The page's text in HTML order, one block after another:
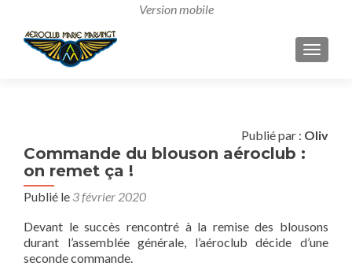
Publié par : Oliv
Commande du blouson aéroclub :
on remet ça !
Publié le 3 février 2020
Devant le succès rencontré à la remise des blousons
durant l’assemblée générale, l’aéroclub décide d’une
seconde commande.